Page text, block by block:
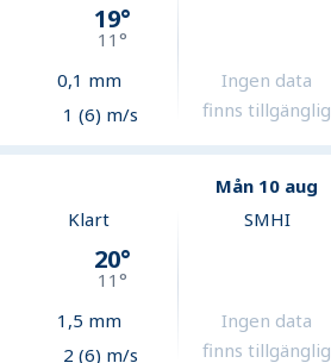
19°
11°
0,1 mm
1 (6) m/s
Ingen data
finns tillgänglig
Mån 10 aug
Klart
20°
11°
1,5 mm
2 (6) m/s
SMHI
Ingen data
finns tillgänglig